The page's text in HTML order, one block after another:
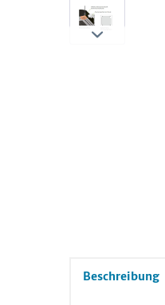
Beschreibung